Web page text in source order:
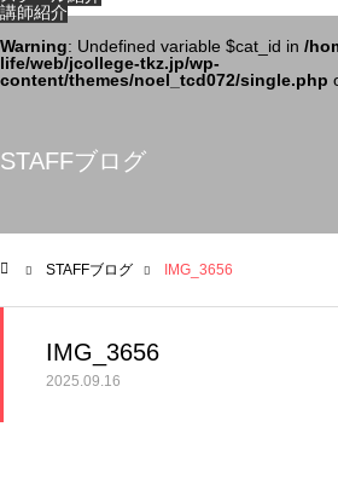
講師紹介
Warning: Undefined variable $cat_id in /
life/web/jcollege-tkz.jp/wp-
content/themes/noel_tcd072/single.php
STAFFブログ
STAFFブログ IMG_3656
IMG_3656
2025.09.16